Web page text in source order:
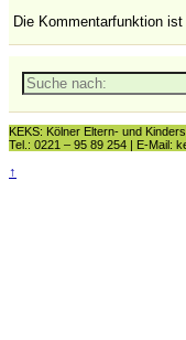
Die Kommentarfunktion ist
Suche
nach:
KEKS: Kölner Eltern- und
Tel.: 0221 – 95 89 254 | E-Mail:
↑